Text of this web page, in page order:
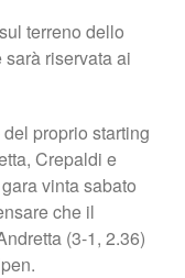
terreno dello
riservata ai
proprio starting
Crepaldi e
vinta sabato
che il
(3-1, 2.36)